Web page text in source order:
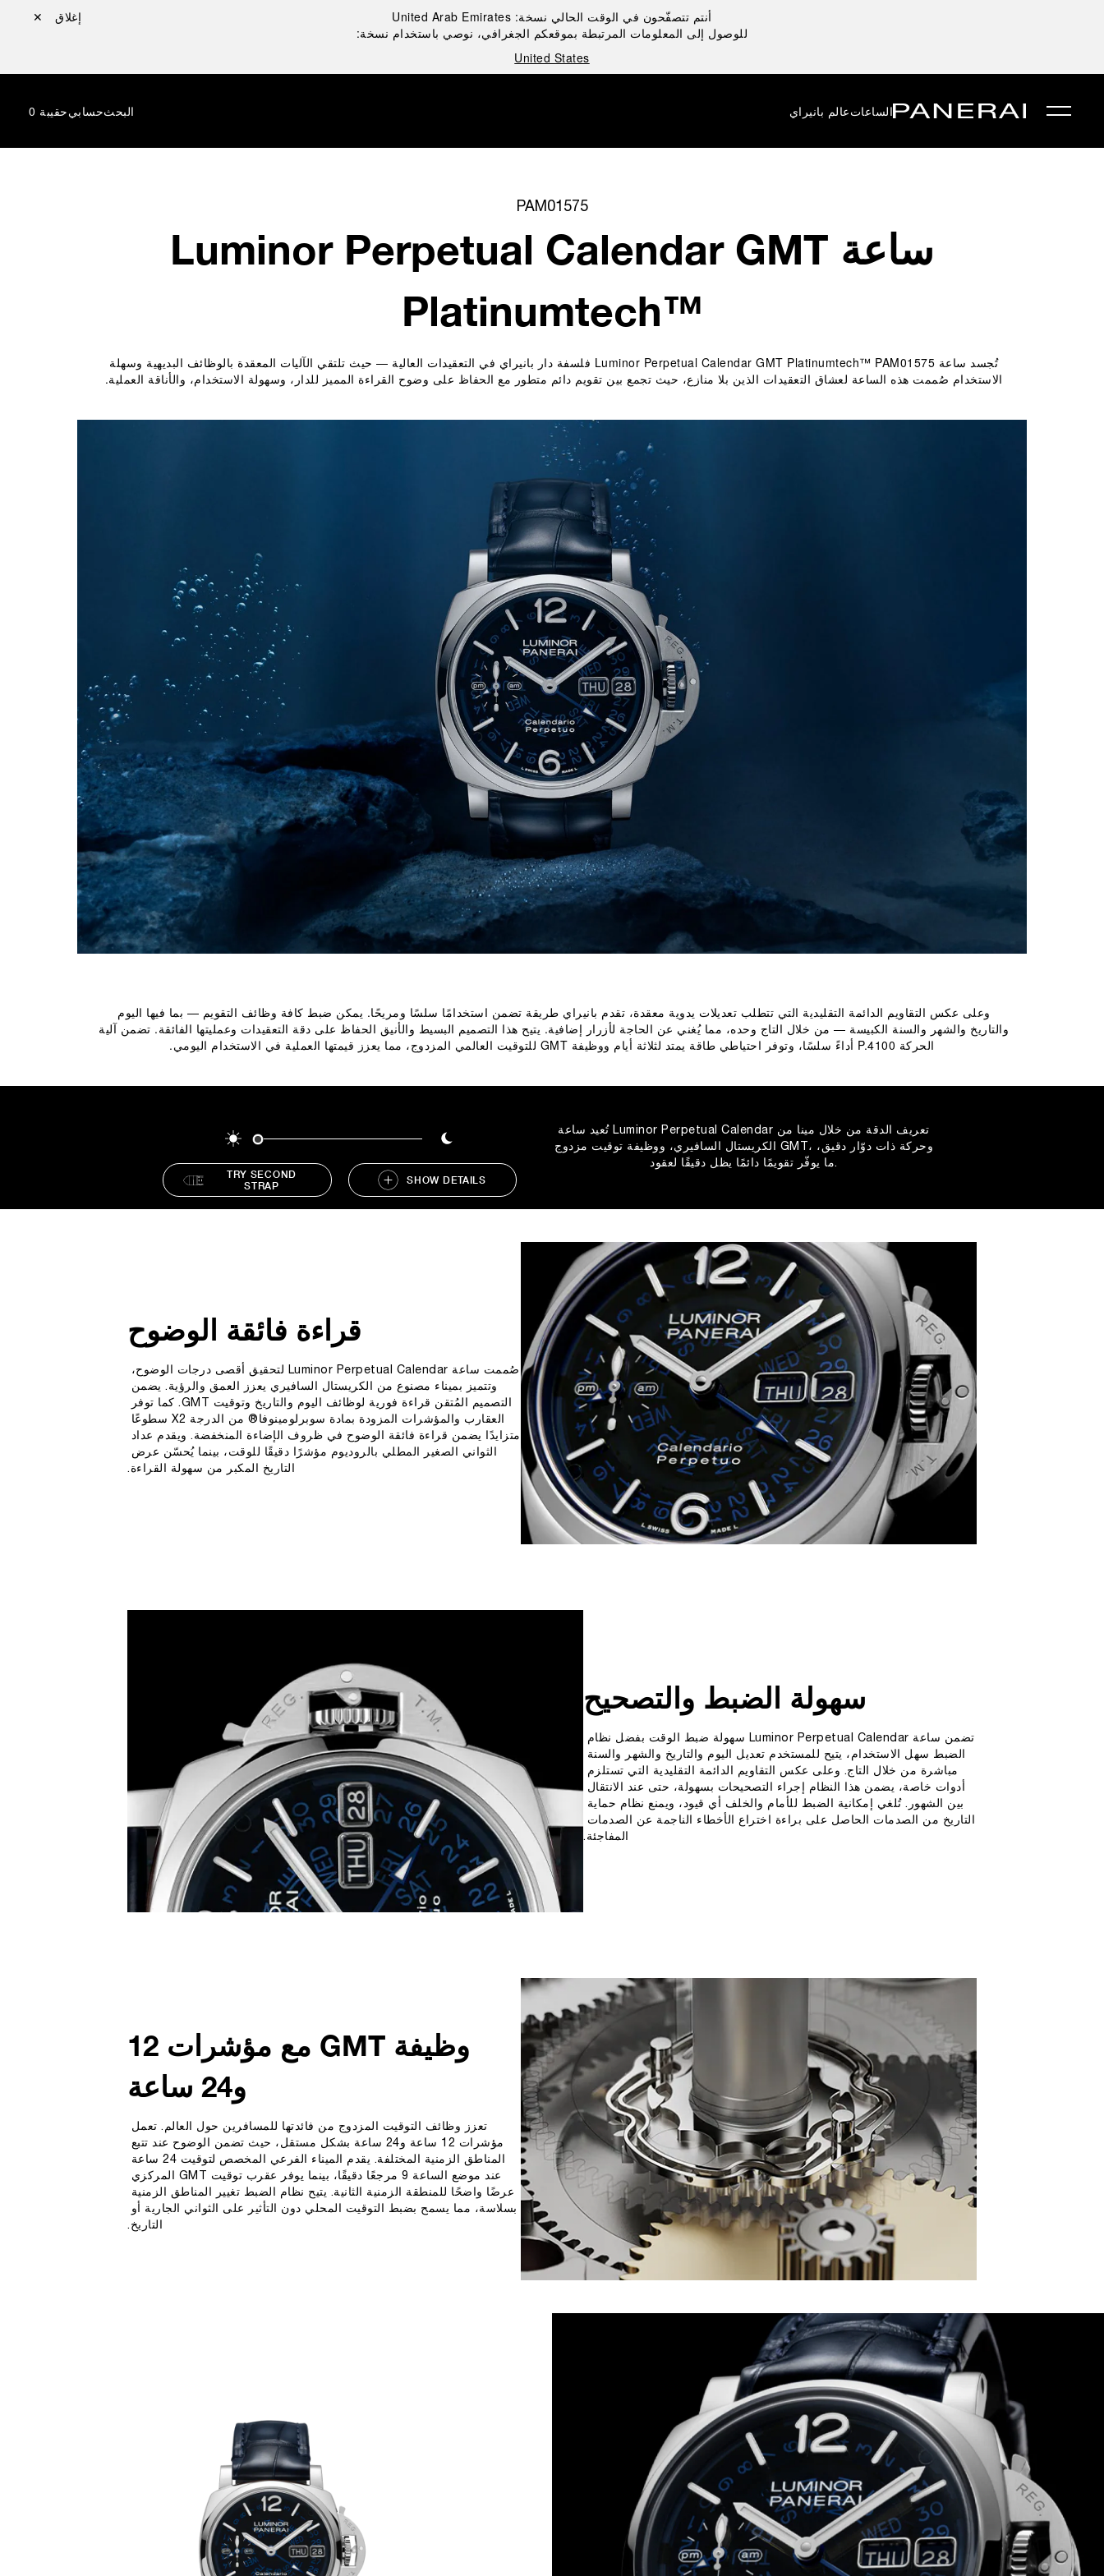
أنتم تتصفّحون في الوقت الحالي نسخة: United Arab Emirates
للوصول إلى المعلومات المرتبطة بموقعكم الجغرافي، نوصي باستخدام نسخة:
United States
إغلاق ✕
الساعاتعالم بانيراي البحثحسابيحقيبة 0
PAM01575
ساعة Luminor Perpetual Calendar GMT
Platinumtech™‎
تُجسد ساعة Luminor Perpetual Calendar GMT Platinumtech™‎ PAM01575 فلسفة دار بانيراي في التعقيدات العالية — حيث تلتقي الآليات المعقدة بالوظائف البديهية وسهلة
الاستخدام صُممت هذه الساعة لعشاق التعقيدات الذين بلا منازع، حيث تجمع بين تقويم دائم متطور مع الحفاظ على وضوح القراءة المميز للدار، وسهولة الاستخدام، والأناقة العملية.
وعلى عكس التقاويم الدائمة التقليدية التي تتطلب تعديلات يدوية معقدة، تقدم بانيراي طريقة تضمن استخدامًا سلسًا ومريحًا. يمكن ضبط كافة وظائف التقويم — بما فيها اليوم
والتاريخ والشهر والسنة الكبيسة — من خلال التاج وحده، مما يُغني عن الحاجة لأزرار إضافية. يتيح هذا التصميم البسيط والأنيق الحفاظ على دقة التعقيدات وعمليتها الفائقة. تضمن آلية
الحركة P.4100 أداءً سلسًا، وتوفر احتياطي طاقة يمتد لثلاثة أيام ووظيفة GMT للتوقيت العالمي المزدوج، مما يعزز قيمتها العملية في الاستخدام اليومي.
تُعيد ساعة Luminor Perpetual Calendar تعريف الدقة من خلال مينا من
الكريستال السافيري، ووظيفة توقيت مزدوج GMT، وحركة ذات دوّار دقيق،
ما يوفّر تقويمًا دائمًا يظل دقيقًا لعقود.
قراءة فائقة الوضوح
صُممت ساعة Luminor Perpetual Calendar لتحقيق أقصى درجات الوضوح،
وتتميز بميناء مصنوع من الكريستال السافيري يعزز العمق والرؤية. يضمن
التصميم المُتقن قراءة فورية لوظائف اليوم والتاريخ وتوقيت GMT. كما توفر
العقارب والمؤشرات المزودة بمادة سوبرلومينوفا® من الدرجة X2 سطوعًا
متزايدًا يضمن قراءة فائقة الوضوح في ظروف الإضاءة المنخفضة. ويقدم عداد
الثواني الصغير المطلي بالروديوم مؤشرًا دقيقًا للوقت، بينما يُحسّن عرض
التاريخ المكبر من سهولة القراءة.
سهولة الضبط والتصحيح
تضمن ساعة Luminor Perpetual Calendar سهولة ضبط الوقت بفضل نظام
الضبط سهل الاستخدام، يتيح للمستخدم تعديل اليوم والتاريخ والشهر والسنة
مباشرة من خلال التاج. وعلى عكس التقاويم الدائمة التقليدية التي تستلزم
أدوات خاصة، يضمن هذا النظام إجراء التصحيحات بسهولة، حتى عند الانتقال
بين الشهور. تُلغي إمكانية الضبط للأمام والخلف أي قيود، ويمنع نظام حماية
التاريخ من الصدمات الحاصل على براءة اختراع الأخطاء الناجمة عن الصدمات
المفاجئة.
وظيفة GMT مع مؤشرات 12
و24 ساعة
تعزز وظائف التوقيت المزدوج من فائدتها للمسافرين حول العالم. تعمل
مؤشرات 12 ساعة و24 ساعة بشكل مستقل، حيث تضمن الوضوح عند تتبع
المناطق الزمنية المختلفة. يقدم الميناء الفرعي المخصص لتوقيت 24 ساعة
عند موضع الساعة 9 مرجعًا دقيقًا، بينما يوفر عقرب توقيت GMT المركزي
عرضًا واضحًا للمنطقة الزمنية الثانية. يتيح نظام الضبط تغيير المناطق الزمنية
بسلاسة، مما يسمح بضبط التوقيت المحلي دون التأثير على الثواني الجارية أو
التاريخ.